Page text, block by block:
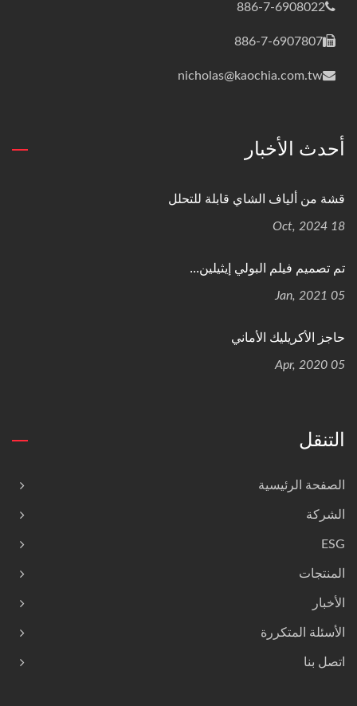
886-7-6908022
886-7-6907807
nicholas@kaochia.com.tw
أحدث الأخبار
قشة من ألياف الشاي قابلة للتحلل
18 Oct, 2024
تم تصميم فيلم البولي إيثيلين...
05 Jan, 2021
حاجز الأكريليك الأماني
05 Apr, 2020
التنقل
الصفحة الرئيسية
الشركة
ESG
المنتجات
الأخبار
الأسئلة المتكررة
اتصل بنا